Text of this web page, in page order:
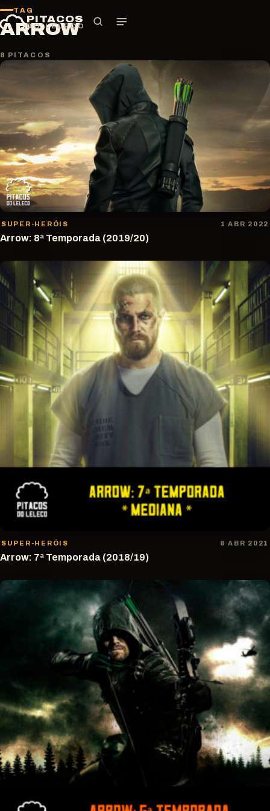
Pular
para
o
conteúdo
PITACOS
DO LELECO
TAG
ARROW
8 PITACOS
SUPER-HERÓIS 1 ABR 2022
Arrow: 8ª Temporada (2019/20)
SUPER-HERÓIS 8 ABR 2021
Arrow: 7ª Temporada (2018/19)